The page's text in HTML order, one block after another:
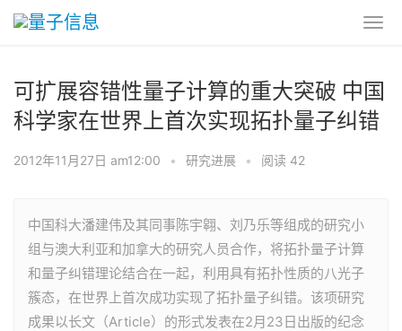
可扩展容错性量子计算的重大突破 中国
科学家在世界上首次实现拓扑量子纠错
2012年11月27日 am12:00 • 研究进展 • 阅读 42
中国科大潘建伟及其同事陈宇翱、刘乃乐等组成的研究小
组与澳大利亚和加拿大的研究人员合作，将拓扑量子计算
和量子纠错理论结合在一起，利用具有拓扑性质的八光子
簇态，在世界上首次成功实现了拓扑量子纠错。该项研究
成果以长文（Article）的形式发表在2月23日出版的纪念